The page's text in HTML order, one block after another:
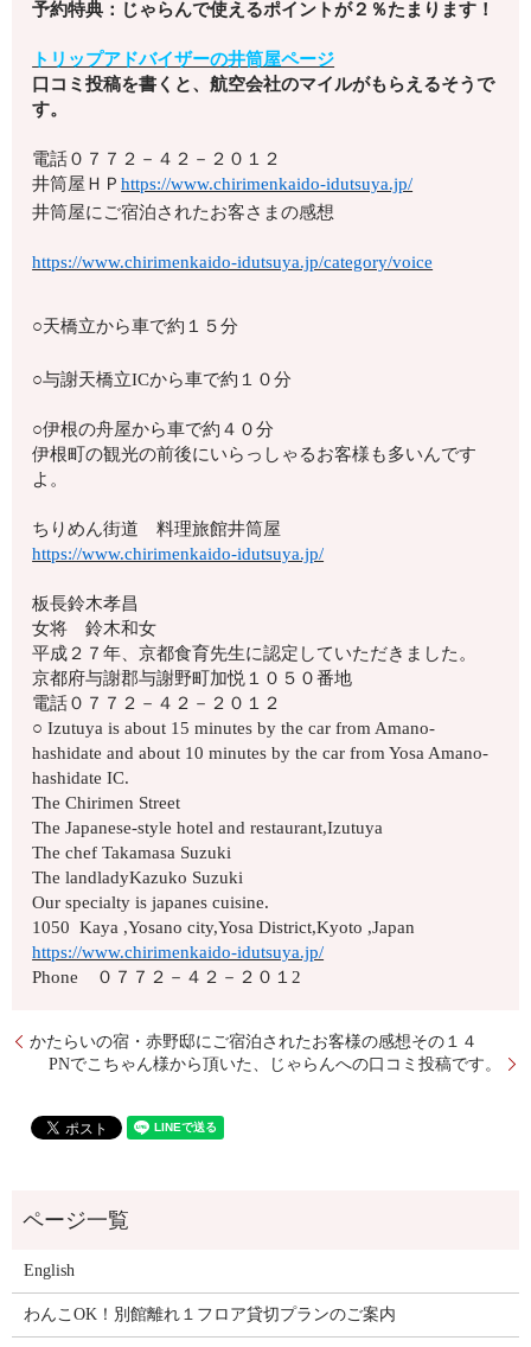
予約特典：じゃらんで使えるポイントが２％たまります！
トリップアドバイザーの井筒屋ページ
口コミ投稿を書くと、航空会社のマイルがもらえるそうで
す。
電話０７７２－４２－２０１２
井筒屋ＨＰhttps://www.chirimenkaido-idutsuya.jp/
井筒屋にご宿泊されたお客さまの感想
https://www.chirimenkaido-idutsuya.jp/category/voice
○天橋立から車で約１５分
○与謝天橋立ICから車で約１０分
○伊根の舟屋から車で約４０分
伊根町の観光の前後にいらっしゃるお客様も多いんです
よ。
ちりめん街道 料理旅館井筒屋
https://www.chirimenkaido-idutsuya.jp/
板長鈴木孝昌
女将 鈴木和女
平成２７年、京都食育先生に認定していただきました。
京都府与謝郡与謝野町加悦１０５０番地
電話０７７２－４２－２０１２
○ Izutuya is about 15 minutes by the car from Amano-
hashidate and about 10 minutes by the car from Yosa Amano-
hashidate IC.
The Chirimen Street
The Japanese-style hotel and restaurant,Izutuya
The chef Takamasa Suzuki
The landladyKazuko Suzuki
Our specialty is japanes cuisine.
1050 Kaya ,Yosano city,Yosa District,Kyoto ,Japan
https://www.chirimenkaido-idutsuya.jp/
Phone ０７７２－４２－２０１2
かたらいの宿・赤野邸にご宿泊されたお客様の感想その１４
PNでこちゃん様から頂いた、じゃらんへの口コミ投稿です。
English
わんこOK！別館離れ１フロア貸切プランのご案内